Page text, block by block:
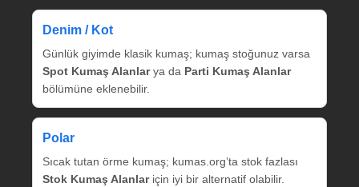
Denim / Kot
Günlük giyimde klasik kumaş; kumaş stoğunuz varsa
Spot Kumaş Alanlarya da Parti Kumaş Alanlar
bölümüne eklenebilir.
Polar
Sıcak tutan örme kumaş; kumas.org’ta stok fazlası
Stok Kumaş Alanlariçin iyi bir alternatif olabilir.